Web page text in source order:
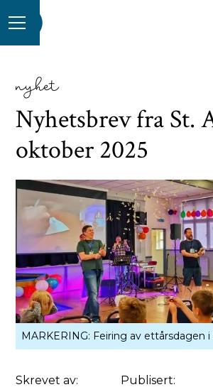
nyhet
Nyhetsbrev fra St.
oktober 2025
MARKERING: Feiring av ettårsdagen i
Skrevet av:
Publisert: